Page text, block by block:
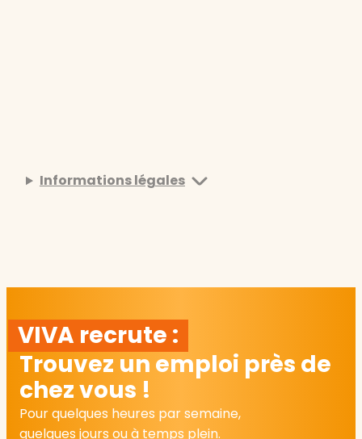
Informations légales
VIVA recrute :
Trouvez un emploi près de
chez vous !
Pour quelques heures par semaine,
quelques jours ou à temps plein.